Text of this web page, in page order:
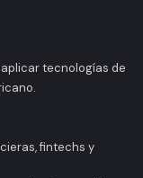
tecnologías de
fintechs y